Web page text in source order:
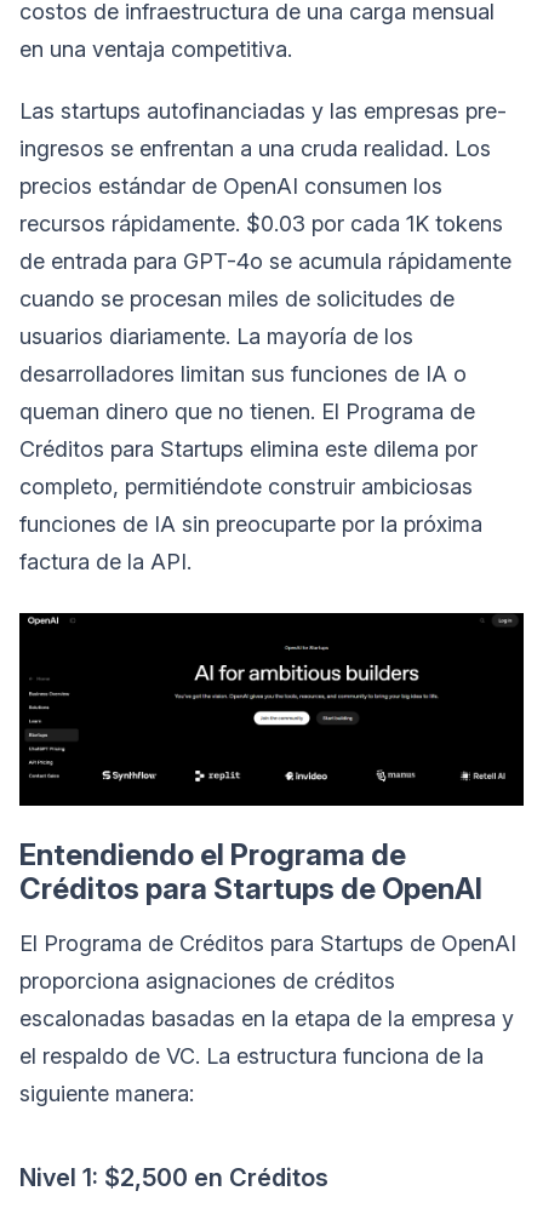
costos de infraestructura de una carga mensual
en una ventaja competitiva.
Las startups autofinanciadas y las empresas pre-
ingresos se enfrentan a una cruda realidad. Los
precios estándar de OpenAI consumen los
recursos rápidamente. $0.03 por cada 1K tokens
de entrada para GPT-4o se acumula rápidamente
cuando se procesan miles de solicitudes de
usuarios diariamente. La mayoría de los
desarrolladores limitan sus funciones de IA o
queman dinero que no tienen. El Programa de
Créditos para Startups elimina este dilema por
completo, permitiéndote construir ambiciosas
funciones de IA sin preocuparte por la próxima
factura de la API.
Entendiendo el Programa de
Créditos para Startups de OpenAI
El Programa de Créditos para Startups de OpenAI
proporciona asignaciones de créditos
escalonadas basadas en la etapa de la empresa y
el respaldo de VC. La estructura funciona de la
siguiente manera:
Nivel 1: $2,500 en Créditos